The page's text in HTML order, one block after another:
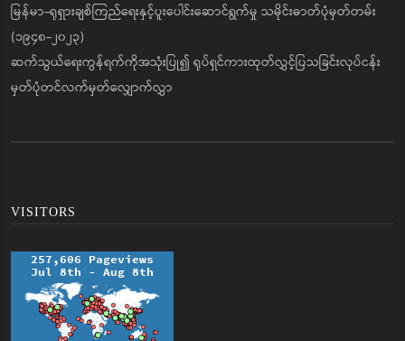
မြန်မာ-ရုရှားချစ်ကြည်ရေးနှင့်ပူးပေါင်းဆောင်ရွက်မှု သမိုင်းဓာတ်ပုံမှတ်တမ်း
(၁၉၄၈-၂၀၂၃)
ဆက်သွယ်ရေးကွန်ရက်ကိုအသုံးပြု၍ ရုပ်ရှင်ကားထုတ်လွှင့်ပြသခြင်းလုပ်ငန်း
မှတ်ပုံတင်လက်မှတ်လျှောက်လွှာ
VISITORS